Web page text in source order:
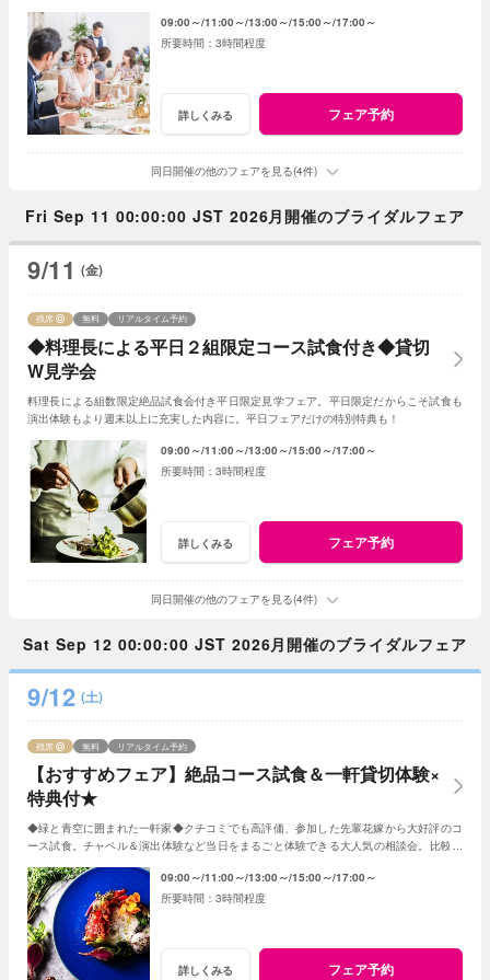
09:00～ 11:00～ 13:00～ 15:00～ 17:00～
3時間程度
詳しくみる フェア予約
同日開催の他のフェアを見る(4件)
Fri Sep 11 00:00:00 JST 2026月開催のブライダルフェア
9/11 (金)
◆料理長による平日２組限定コース試食付き◆貸切
W見学会
残席 無料 リアルタイム予約
料理長による組数限定絶品試食会付き平日限定見学フェア。平日限定だからこそ試食も
演出体験もより週末以上に充実した内容に。平日フェアだけの特別特典も！
09:00～ 11:00～ 13:00～ 15:00～ 17:00～
3時間程度
詳しくみる フェア予約
同日開催の他のフェアを見る(4件)
Sat Sep 12 00:00:00 JST 2026月開催のブライダルフェア
9/12 (土)
【おすすめフェア】絶品コース試食＆一軒貸切体験×
特典付★
残席 無料 リアルタイム予約
◆緑と青空に囲まれた一軒家◆クチコミでも高評価、参加した先輩花嫁から大好評のコ
ース試食。チャペル＆演出体験など当日をまるごと体験できる大人気の相談会。比較用
09:00～ 11:00～ 13:00～ 15:00～ 17:00～
3時間程度
詳しくみる フェア予約